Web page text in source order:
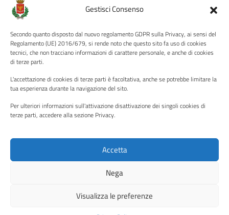
Gestisci Consenso
Secondo quanto disposto dal nuovo regolamento GDPR sulla Privacy, ai sensi del
Regolamento (UE) 2016/679, si rende noto che questo sito fa uso di cookies
tecnici, che non tracciano informazioni di carattere personale, e anche di cookies
di terze parti.
L'accettazione di cookies di terze parti è facoltativa, anche se potrebbe limitare la
tua esperienza durante la navigazione del sito.
Per ulteriori informazioni sull'attivazione disattivazione dei singoli cookies di
terze parti, accedere alla sezione Privacy.
Accetta
Nega
Visualizza le preferenze
Amministrazione Trasparente
Albo pretorio
Informativa privacy
Note legali
Piano di miglioramento del sito
Instagram